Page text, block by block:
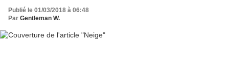
Publié le 01/03/2018 à 06:48
Par Gentleman W.